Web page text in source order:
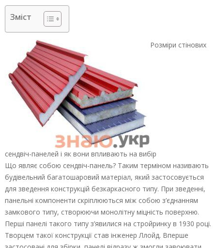
Зміст
Розміри стінових
сендвіч-панелей і як вони впливають на вибір
Що являє собою сендвіч-панель? Таким терміном називають
будівельний багатошаровий матеріал, який застосовується
для зведення конструкцій безкаркасного типу. При зведенні,
панельні компоненти скріплюються між собою з’єднанням
замкового типу, створюючи монолітну міцність поверхню.
Перші панелі такого типу з’явилися на стройринку в 1930 році.
Творцем такої конструкції став інженер Ллойд. Вперше